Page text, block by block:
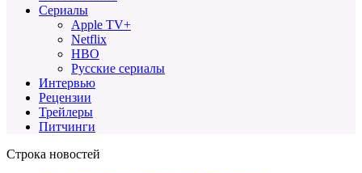
Сериалы
Apple TV+
Netflix
HBO
Русские сериалы
Интервью
Рецензии
Трейлеры
Питчинги
Строка новостей